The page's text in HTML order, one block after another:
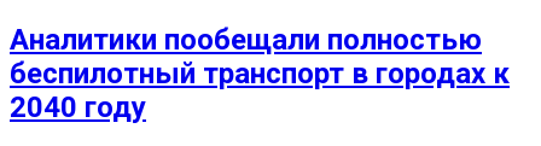
Аналитики пообещали полностью
беспилотный транспорт в городах к
2040 году